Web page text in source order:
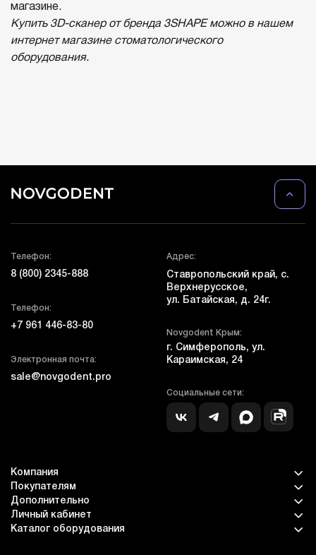
магазине.
Купить 3D-сканер от бренда 3SHAPE можно в нашем
интернет магазине стоматологического
оборудования.
Телефон:
8 (800) 2345-888
Телефон:
+7 961 446-83-80
Электронная почта:
sale@novgodent.pro
Адрес:
Ставропольский край, с.
Верхнерусское,
ул. Батайская, д. 24г.
Novgodent Крым:
г. Симферополь, ул.
Караимская, 24
Социальные сети:
Компания
Покупателям
Дополнительно
Личный кабинет
Каталог оборудования